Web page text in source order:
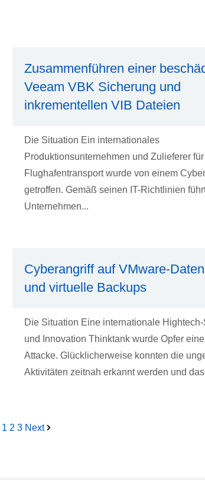
Zusammenführen einer
Veeam VBK Sicherung und
inkrementellen VIB Dateien
Die Situation Ein internationales
Produktionsunternehmen und Zulieferer
Flughafentransport wurde von einem
getroffen. Gemäß seinen IT-Richtlinien
Unternehmen...
Cyberangriff auf VMware-
und virtuelle Backups
Die Situation Eine internationale
und Innovation Thinktank wurde Opfer
Attacke. Glücklicherweise konnten die
Aktivitäten zeitnah erkannt werden und
1 2 3 Next